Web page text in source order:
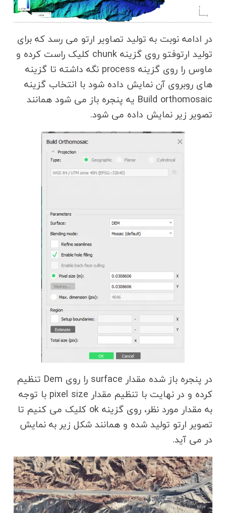
در ادامه نوبت به تولید تصاویر ارتو می رسد که برای
تولید ارتوفتو روی گزینه chunk کلیک راست کرده و
ماوس را روی گزینه process نگه داشته تا گزینه
های روبروی آن نمایش داده شود با انتخاب گزینه
Build orthomosaic یه پنجره باز می شود همانند
تصویر زیر نمایش داده می شود.
در پنجره باز شده مقدار surface را روی Dem تنظیم
کرده و در نهایت با تنظیم مقدار pixel size با توجه
به مقدار مورد نظر، روی گزینه ok کلیک می کنیم تا
تصویر ارتو تولید شده و همانند شکل زیر به نمایش
در می آید.